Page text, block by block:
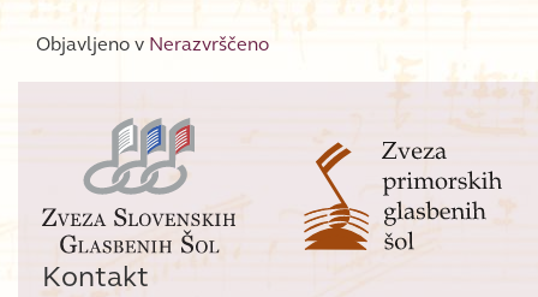
Objavljeno v Nerazvrščeno
Kontakt